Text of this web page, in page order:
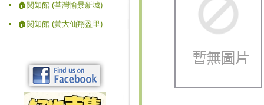
🏠閱知館 (荃灣愉景新城)
🏠閱知館 (黃大仙翔盈里)